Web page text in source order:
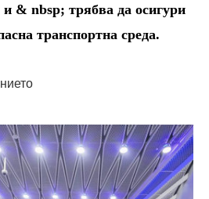
& nbsp; трябва да осигури
транспортна среда.